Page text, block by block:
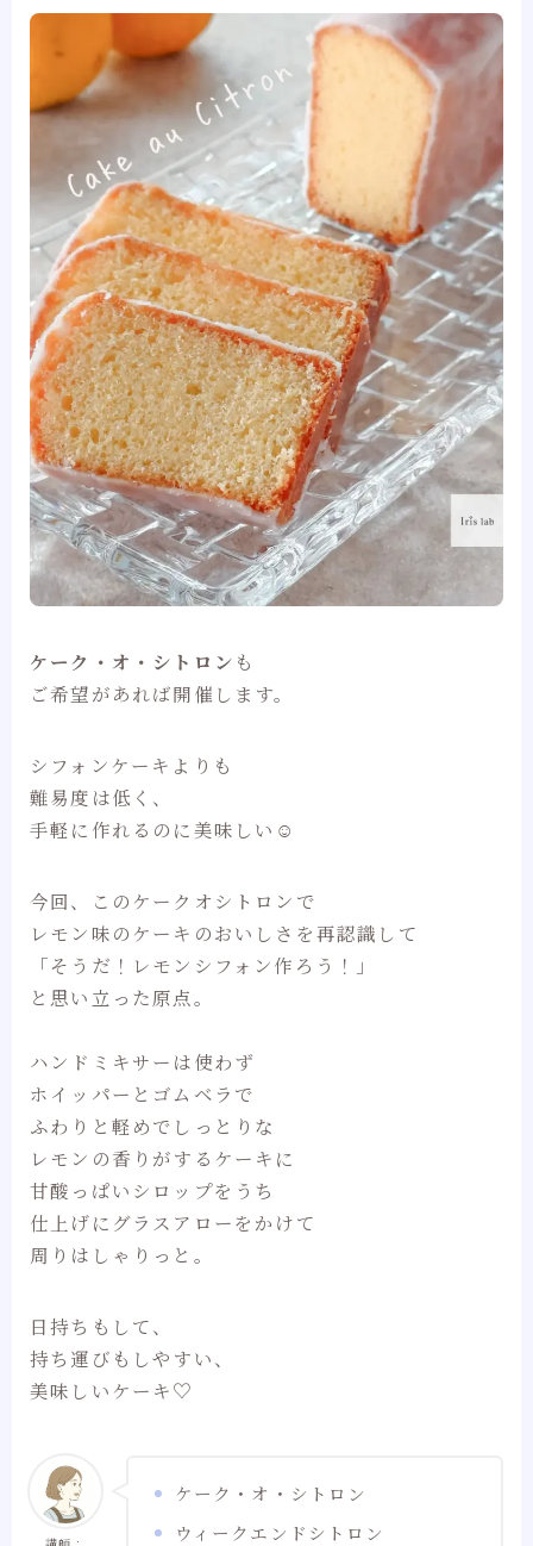
ケーク・オ・シトロン も
ご希望があれば開催します。
シフォンケーキよりも
難易度は低く、
手軽に作れるのに美味しい☺
今回、このケークオシトロンで
レモン味のケーキのおいしさを再認識して
「そうだ！レモンシフォン作ろう！」
と思い立った原点。
ハンドミキサーは使わず
ホイッパーとゴムベラで
ふわりと軽めでしっとりな
レモンの香りがするケーキに
甘酸っぱいシロップをうち
仕上げにグラスアローをかけて
周りはしゃりっと。
日持ちもして、
持ち運びもしやすい、
美味しいケーキ♡
ケーク・オ・シトロン
ウィークエンドシトロン